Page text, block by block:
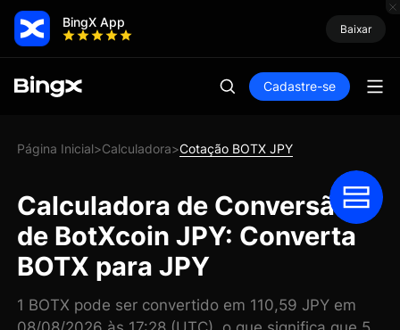
BingX App Baixar
Cadastre-se
Página Inicial>Calculadora>Cotação BOTX JPY
Calculadora de Conversão
de BotXcoin JPY: Converta
BOTX para JPY
1 BOTX pode ser convertido em 110,59 JPY em